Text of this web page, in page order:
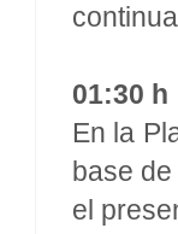
01:30 h
En la
base
el